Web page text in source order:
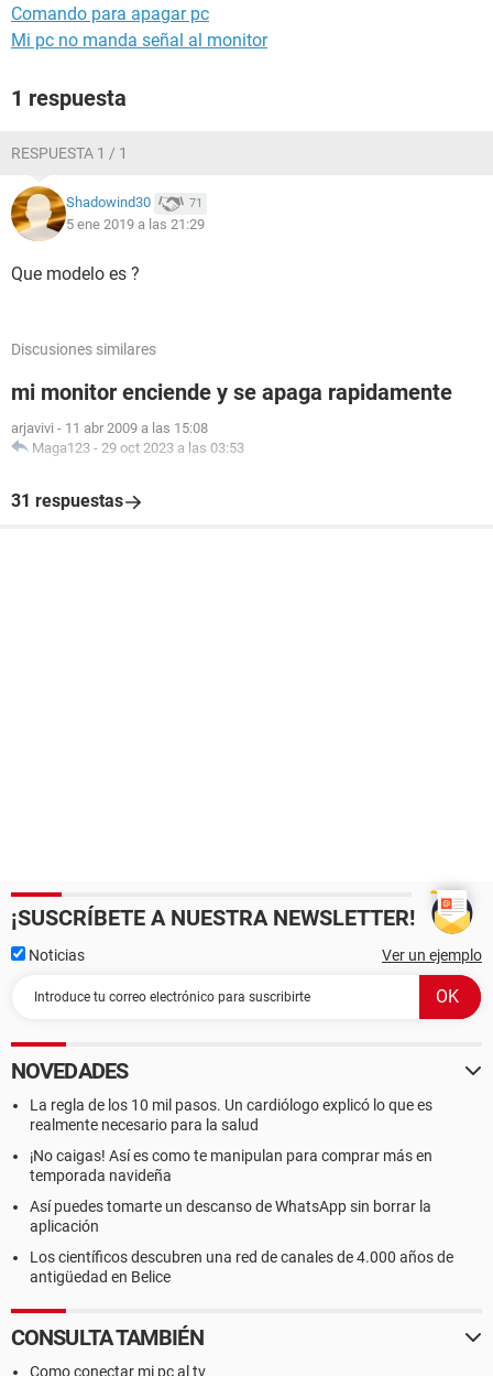
Comando para apagar pc
Mi pc no manda señal al monitor
1 respuesta
RESPUESTA 1 / 1
Shadowind30 71
5 ene 2019 a las 21:29
Que modelo es ?
Discusiones similares
mi monitor enciende y se apaga rapidamente
arjavivi - 11 abr 2009 a las 15:08
Maga123 - 29 oct 2023 a las 03:53
31 respuestas
¡SUSCRÍBETE A NUESTRA NEWSLETTER!
Noticias Ver un ejemplo
NOVEDADES
La regla de los 10 mil pasos. Un cardiólogo explicó lo que es
realmente necesario para la salud
¡No caigas! Así es como te manipulan para comprar más en
temporada navideña
Así puedes tomarte un descanso de WhatsApp sin borrar la
aplicación
Los científicos descubren una red de canales de 4.000 años de
antigüedad en Belice
CONSULTA TAMBIÉN
Como conectar mi pc al tv